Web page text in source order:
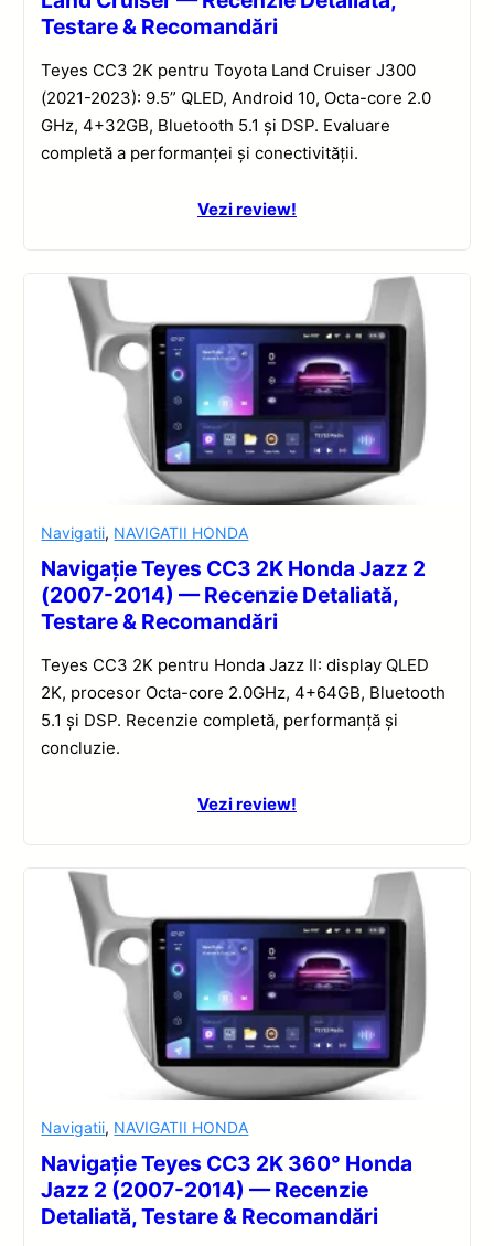
Testare & Recomandări
Teyes CC3 2K pentru Toyota Land Cruiser J300
(2021-2023): 9.5” QLED, Android 10, Octa-core 2.0
GHz, 4+32GB, Bluetooth 5.1 și DSP. Evaluare
completă a performanței și conectivității.
Vezi review!
Navigatii, NAVIGATII HONDA
Navigație Teyes CC3 2K Honda Jazz 2
(2007-2014) — Recenzie Detaliată,
Testare & Recomandări
Teyes CC3 2K pentru Honda Jazz II: display QLED
2K, procesor Octa-core 2.0GHz, 4+64GB, Bluetooth
5.1 și DSP. Recenzie completă, performanță și
concluzie.
Vezi review!
Navigatii, NAVIGATII HONDA
Navigație Teyes CC3 2K 360° Honda
Jazz 2 (2007-2014) — Recenzie
Detaliată, Testare & Recomandări